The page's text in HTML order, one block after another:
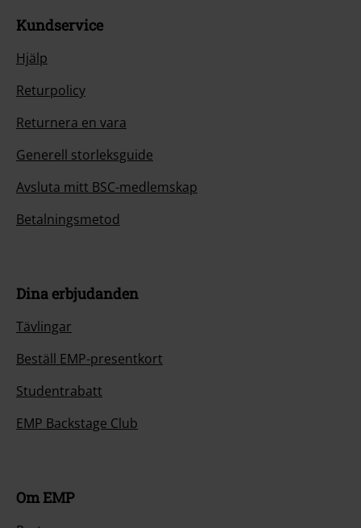
Kundservice
Hjälp
Returpolicy
Returnera en vara
Generell storleksguide
Avsluta mitt BSC-medlemskap
Betalningsmetod
Dina erbjudanden
Tävlingar
Beställ EMP-presentkort
Studentrabatt
EMP Backstage Club
Om EMP